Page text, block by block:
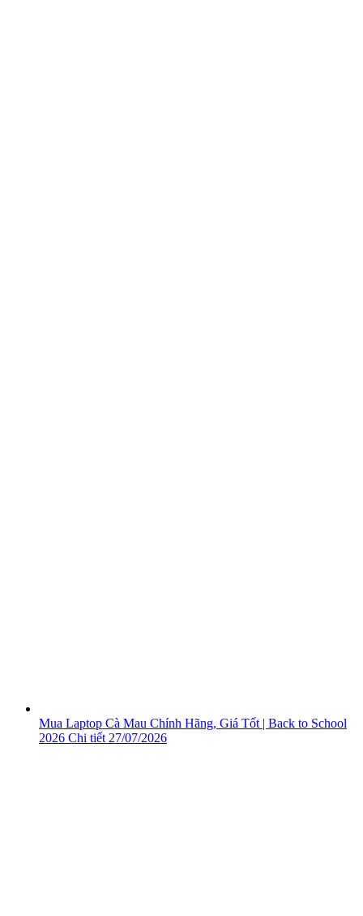
Mua Laptop Cà Mau Chính Hãng, Giá Tốt | Back to School
2026 Chi tiết 27/07/2026